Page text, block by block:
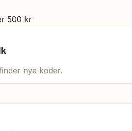
500 kr
nye koder.